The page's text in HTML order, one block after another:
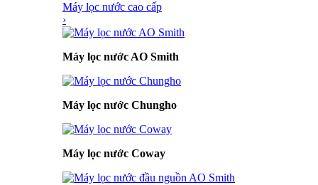
Máy lọc nước cao cấp
›
Máy lọc nước AO Smith
Máy lọc nước Chungho
Máy lọc nước Coway